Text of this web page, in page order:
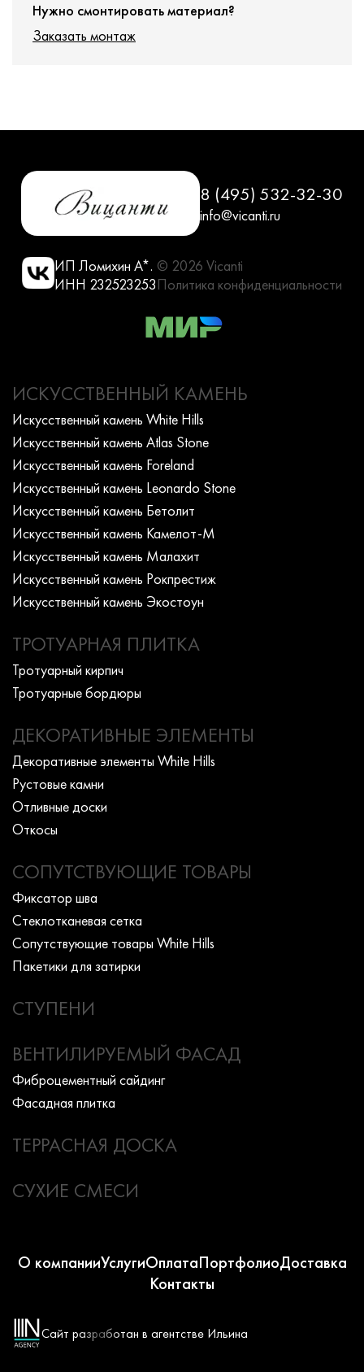
Нужно смонтировать материал?
Заказать монтаж
8 (495) 532-32-30
info@vicanti.ru
ИП Ломихин А*.
ИНН 232523253
© 2026 Vicanti
Политика конфиденциальности
ИСКУССТВЕННЫЙ КАМЕНЬ
Искусcтвенный камень White Hills
Искусcтвенный камень Atlas Stone
Искусcтвенный камень Foreland
Искусcтвенный камень Leonardo Stone
Искусcтвенный камень Бетолит
Искусcтвенный камень Камелот-М
Искусcтвенный камень Малахит
Искусcтвенный камень Рокпрестиж
Искусcтвенный камень Экостоун
ТРОТУАРНАЯ ПЛИТКА
Тротуарный кирпич
Тротуарные бордюры
ДЕКОРАТИВНЫЕ ЭЛЕМЕНТЫ
Декоративные элементы White Hills
Рустовые камни
Отливные доски
Откосы
СОПУТСТВУЮЩИЕ ТОВАРЫ
Фиксатор шва
Стеклотканевая сетка
Сопутствующие товары White Hills
Пакетики для затирки
СТУПЕНИ
ВЕНТИЛИРУЕМЫЙ ФАСАД
Фиброцементный сайдинг
Фасадная плитка
ТЕРРАСНАЯ ДОСКА
СУХИЕ СМЕСИ
О компанииУслугиОплатаПортфолиоДоставка
Контакты
Сайт разработан в агентстве Ильина